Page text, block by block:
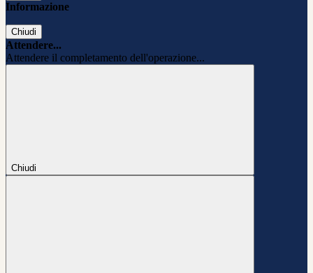
Informazione
Chiudi
Attendere...
Attendere il completamento dell'operazione...
Chiudi